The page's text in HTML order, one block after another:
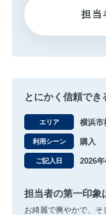
担当
とにかく信頼でき
エリア 横浜市
利用シーン 購入
ご記入日 2026
担当者の第一印象
お綺麗で爽やかで、